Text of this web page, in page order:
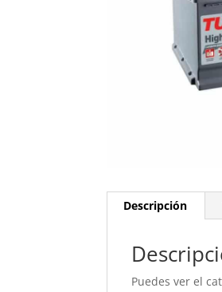
Descripción
Puedes ver el